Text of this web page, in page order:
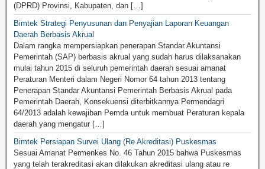
(DPRD) Provinsi, Kabupaten, dan […]
Bimtek Strategi Penyusunan dan Penyajian Laporan Keuangan
Daerah Berbasis Akrual
Dalam rangka mempersiapkan penerapan Standar Akuntansi
Pemerintah (SAP) berbasis akrual yang sudah harus dilaksanakan
mulai tahun 2015 di seluruh pemerintah daerah sesuai amanat
Peraturan Menteri dalam Negeri Nomor 64 tahun 2013 tentang
Penerapan Standar Akuntansi Pemerintah Berbasis Akrual pada
Pemerintah Daerah, Konsekuensi diterbitkannya Permendagri
64/2013 adalah kewajiban Pemda untuk membuat Peraturan kepala
daerah yang mengatur […]
Bimtek Persiapan Survei Ulang (Re Akreditasi) Puskesmas
Sesuai Amanat Permenkes No. 46 Tahun 2015 bahwa Puskesmas
yang telah terakreditasi akan dilakukan akreditasi ulang atau re